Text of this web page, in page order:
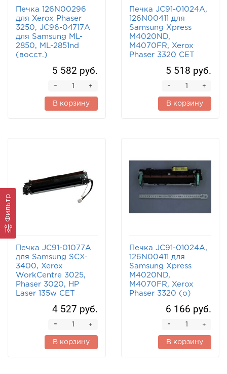
Фильтр
Печка 126N00296
для Xerox Phaser
3250, JC96-04717A
для Samsung ML-
2850, ML-2851nd
(восст.)
5 582 руб.
+
-
В корзину
Печка JC91-01024A,
126N00411 для
Samsung Xpress
M4020ND,
M4070FR, Xerox
Phaser 3320 CET
5 518 руб.
+
-
В корзину
Печка JC91-01077A
для Samsung SCX-
3400, Xerox
WorkCentre 3025,
Phaser 3020, HP
Laser 135w CET
4 527 руб.
+
-
В корзину
Печка JC91-01024A,
126N00411 для
Samsung Xpress
M4020ND,
M4070FR, Xerox
Phaser 3320 (o)
6 166 руб.
+
-
В корзину